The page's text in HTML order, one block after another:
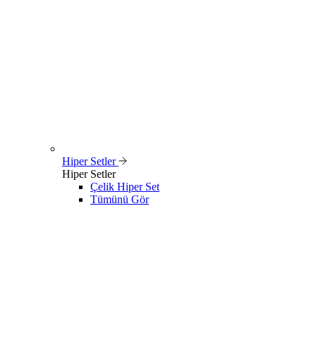
Hiper Setler
Hiper Setler
Çelik Hiper Set
Tümünü Gör